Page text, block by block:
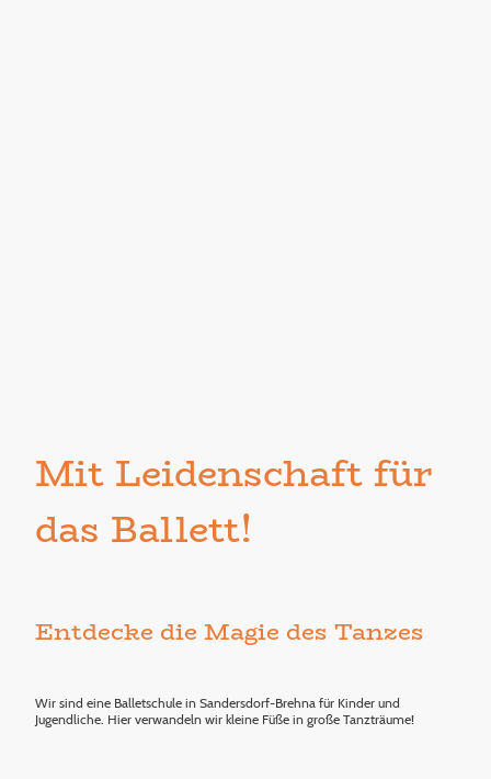
Mit Leidenschaft für
das Ballett!
Entdecke die Magie des Tanzes
Wir sind eine Balletschule in Sandersdorf-Brehna für Kinder und
Jugendliche. Hier verwandeln wir kleine Füße in große Tanzträume!